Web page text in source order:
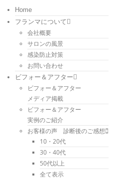
Home
フランマについて
会社概要
サロンの風景
感染防止対策
お問い合わせ
ビフォー＆アフター
ビフォー＆アフター
メディア掲載
ビフォー＆アフター
実例のご紹介
お客様の声 診断後のご感想
10・20代
30・40代
50代以上
全て表示